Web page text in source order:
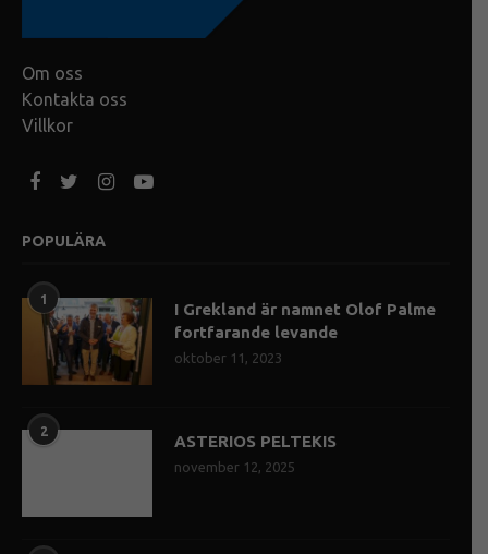
Om oss
Kontakta oss
Villkor
POPULÄRA
1
I Grekland är namnet Olof Palme
fortfarande levande
oktober 11, 2023
2
ASTERIOS PELTEKIS
november 12, 2025